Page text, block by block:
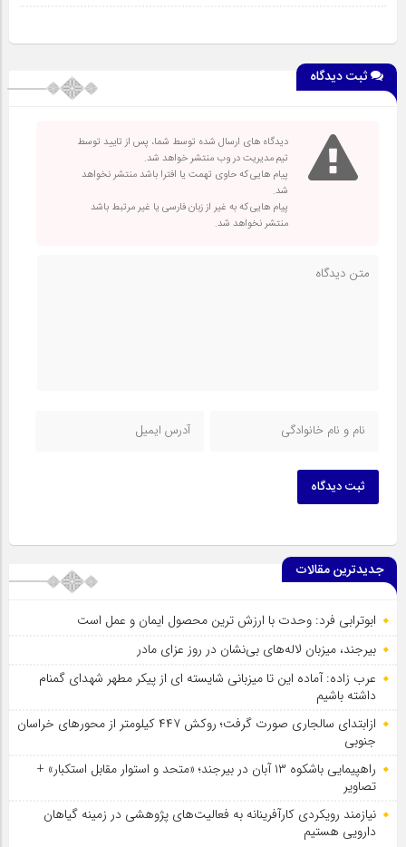
ثبت دیدگاه
دیدگاه های ارسال شده توسط شما، پس از تایید توسط
تیم مدیریت در وب منتشر خواهد شد.
پیام هایی که حاوی تهمت یا افترا باشد منتشر نخواهد
شد.
پیام هایی که به غیر از زبان فارسی یا غیر مرتبط باشد
منتشر نخواهد شد.
ثبت دیدگاه
جدیدترین مقالات
ابوترابی فرد: وحدت با ارزش ترین محصول ایمان و عمل است
بیرجند، میزبان لاله‌های بی‌نشان در روز عزای مادر
عرب زاده: آماده این تا میزبانی شایسته ای از پیکر مطهر شهدای گمنام
داشته باشیم
ازابتدای سالجاری صورت گرفت؛ روکش ۴۴۷ کیلومتر از محورهای خراسان
جنوبی
راهپیمایی باشکوه ۱۳ آبان در بیرجند؛ «متحد و استوار مقابل استکبار» +
تصاویر
نیازمند رویکردی کارآفرینانه به فعالیت‌های پژوهشی در زمینه گیاهان
دارویی هستیم